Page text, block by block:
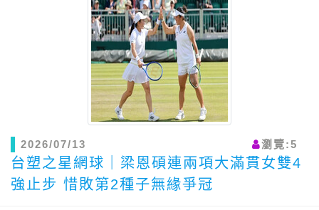
2026/07/13 瀏覽:5
台塑之星網球｜梁恩碩連兩項大滿貫女雙4
強止步 惜敗第2種子無緣爭冠